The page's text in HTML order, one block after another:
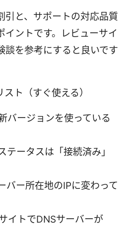
引と、サポートの対応品質
イントです。レビューサイ
談を参考にすると良いです
ト（すぐ使える）
バージョンを使っている
テータスは「接続済み」
バー所在地のIPに変わって
イトでDNSサーバーが